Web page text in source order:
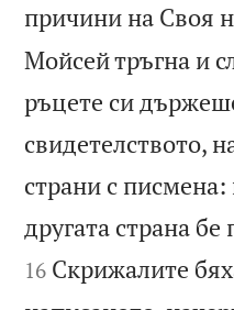
причини на Своя
Мойсей тръгна и
ръцете си
свидетелството,
страни с
другата страна бе
16 Скрижалите